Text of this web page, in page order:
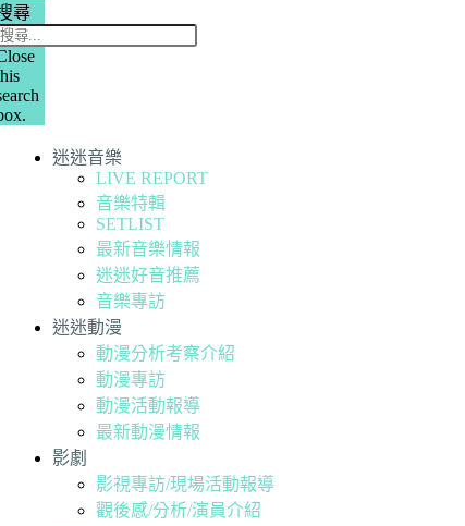
尋
迷迷音樂
LIVE REPORT
音樂特輯
SETLIST
最新音樂情報
迷迷好音推薦
音樂專訪
迷迷動漫
動漫分析考察介紹
動漫專訪
動漫活動報導
最新動漫情報
影劇
影視專訪/現場活動報導
觀後感/分析/演員介紹